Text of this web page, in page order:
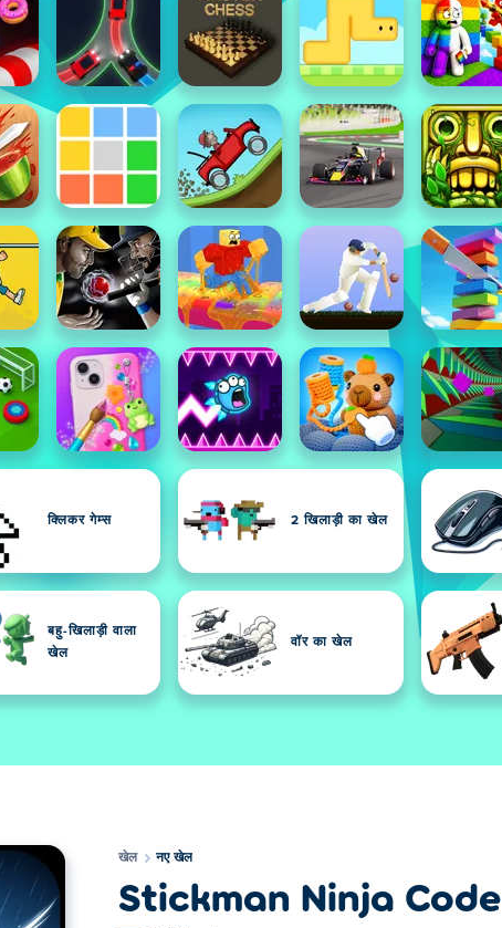
क्लिकर गेम्स 2 खिलाड़ी का खेल
बहु-खिलाड़ी वाला
खेल
वॉर का खेल
खेल नए खेल
Stickman Ninja Code